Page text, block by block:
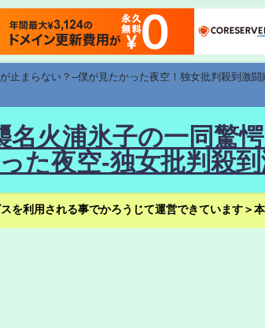
まらない？--僕が見たかった夜空！独女批判殺到激
火浦氷子の一同驚
た夜空-独女批判殺
利用される事でかろうじて運営できています＞